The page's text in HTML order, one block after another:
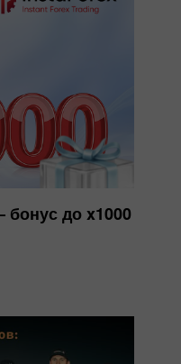
бонус до x1000